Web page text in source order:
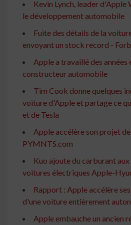
Kevin Lynch, leader d'Apple
le développement automobile
Fuite des détails de la
envoyant un stock record -
Apple a travaillé des années
constructeur automobile
Tim Cook donne quelques
voiture d'Apple et partage ce
et de Tesla
Apple accélère son projet
PYMNTS.com
Kuo ajoute du carburant aux
voitures électriques Apple-
Rapport : Apple accélère
d'une voiture entièrement
Apple embauche un ancien